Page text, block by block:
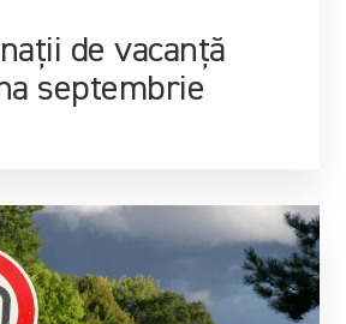
de vacanță
septembrie